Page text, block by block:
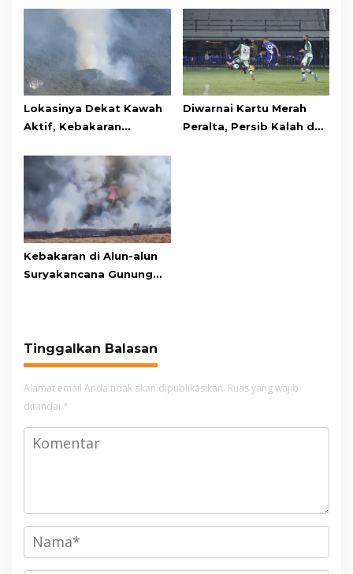
Lokasinya Dekat Kawah
Aktif, Kebakaran
Kawasan Gunung Gede
Pangrango
Diwarnai Kartu Merah
Peralta, Persib Kalah dari
Kebakaran di Alun-alun
Suryakancana Gunung
Tinggalkan Balasan
Alamat email Anda tidak akan dipublikasikan. Ruas yang wajib
ditandai *